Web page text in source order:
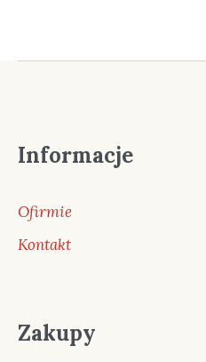
Informacje
Ofirmie
Kontakt
Zakupy